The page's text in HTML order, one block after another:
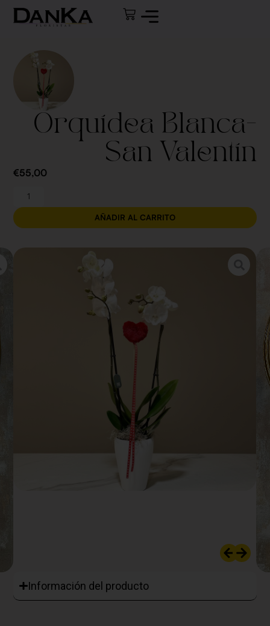
Orquídea Blanca-
San Valentín
€55,00
AÑADIR AL CARRITO
Información del producto